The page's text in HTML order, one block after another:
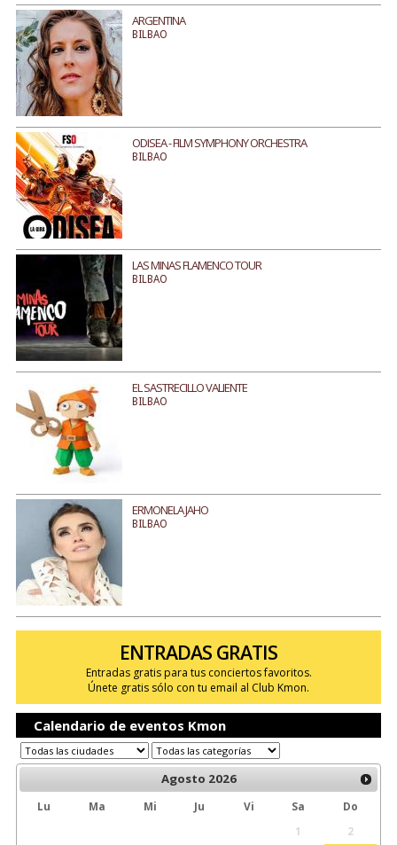
ARGENTINA
BILBAO
ODISEA - FILM SYMPHONY ORCHESTRA
BILBAO
LAS MINAS FLAMENCO TOUR
BILBAO
EL SASTRECILLO VALIENTE
BILBAO
ERMONELA JAHO
BILBAO
ENTRADAS GRATIS
Entradas gratis para tus conciertos favoritos.
Únete gratis sólo con tu email al Club Kmon.
Calendario de eventos Kmon
Agosto 2026
Lu Ma Mi Ju Vi Sa
Do
1
2